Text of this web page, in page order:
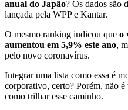
anual do Japão? Os dados são
lançada pela WPP e Kantar.
O mesmo ranking indicou que o
aumentou em 5,9% este ano,
pelo novo coronavírus.
Integrar uma lista como essa é
corporativo, certo? Porém, não é
como trilhar esse caminho.